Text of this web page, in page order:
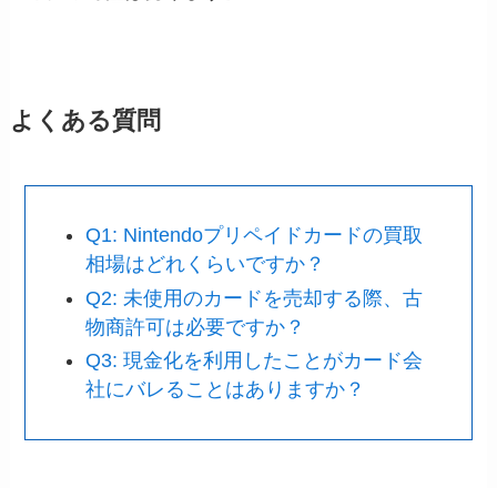
よくある質問
Q1: Nintendoプリペイドカードの買取
相場はどれくらいですか？
Q2: 未使用のカードを売却する際、古
物商許可は必要ですか？
Q3: 現金化を利用したことがカード会
社にバレることはありますか？